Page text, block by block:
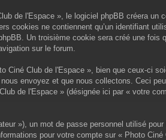
de l'Espace », le logiciel phpBB créera
cookies ne contiennent qu’un identifiant
Un troisième cookie sera créé une
sur le forum.
Club de l'Espace », bien que ceux-ci
envoyez et que nous collectons. Ceci
de l'Espace » (désignée ici par « votre
»), un mot de passe personnel utilisé
pour votre compte sur « Photo